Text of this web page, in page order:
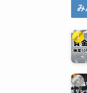
み